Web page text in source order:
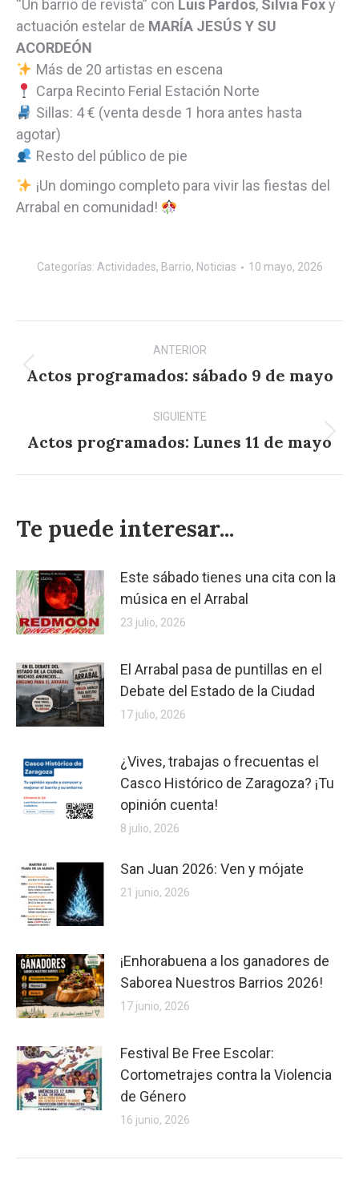
“Un barrio de revista” con Luis Pardos, Silvia Foxy
actuación estelar de MARÍA JESÚS Y SU
ACORDEÓN
Más de 20 artistas en escena
Carpa Recinto Ferial Estación Norte
Sillas: 4 € (venta desde 1 hora antes hasta
agotar)
Resto del público de pie
¡Un domingo completo para vivir las fiestas del
Arrabal en comunidad!
Categorías: Actividades, Barrio, Noticias 10 mayo, 2026
Navegación
entre
publicaciones
ANTERIOR
Publicación
Actos programados: sábado 9 de mayo
SIGUIENTE
Publicación
Actos programados: Lunes 11 de mayo
Te puede interesar...
Este sábado tienes una cita con la
música en el Arrabal
23 julio, 2026
El Arrabal pasa de puntillas en el
Debate del Estado de la Ciudad
17 julio, 2026
¿Vives, trabajas o frecuentas el
Casco Histórico de Zaragoza? ¡Tu
opinión cuenta!
8 julio, 2026
San Juan 2026: Ven y mójate
21 junio, 2026
¡Enhorabuena a los ganadores de
Saborea Nuestros Barrios 2026!
17 junio, 2026
Festival Be Free Escolar:
Cortometrajes contra la Violencia
de Género
16 junio, 2026